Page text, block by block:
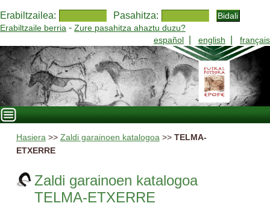
Erabiltzailea: Pasahitza:
Erabiltzaile berria - Zure pasahitza ahaztu duzu?
español
english français
Hasiera>> Zaldi garainoen katalogoa>> TELMA-
ETXERRE
Zaldi garainoen katalogoa
TELMA-ETXERRE